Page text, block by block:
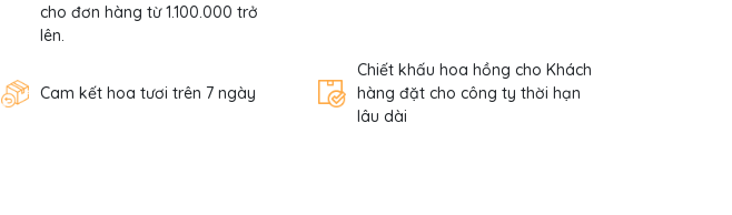
cho đơn hàng từ 1.100.000 trở
lên.
Cam kết hoa tươi trên 7 ngày
Chiết khấu hoa hồng cho Khách
hàng đặt cho công ty thời hạn
lâu dài